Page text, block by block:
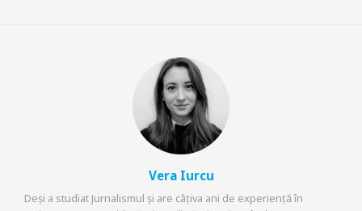
Vera Iurcu
Deși a studiat Jurnalismul și are câțiva ani de experiență în